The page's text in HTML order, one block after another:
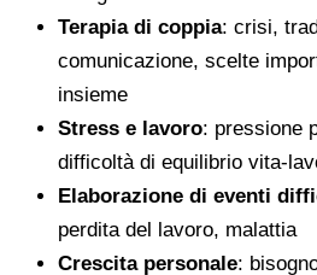
Terapia di coppia: crisi,
comunicazione, scelte
insieme
Stress e lavoro: pressione
difficoltà di equilibrio vita-
Elaborazione di eventi
perdita del lavoro, malattia
Crescita personale: